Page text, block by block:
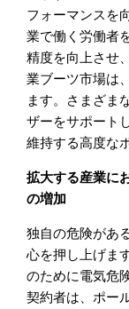
フォーマンスを
業で働く労働者
精度を向上させ
業ブーツ市場は
ます。さまざま
ザーをサポート
維持する高度な
拡大する産業に
の増加
独自の危険があ
心を押し上げま
のために電気危
契約者は、ポー